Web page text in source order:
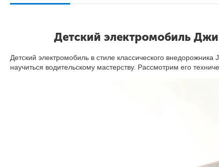
Детский электромобиль
Детский электромобиль в стиле классического
научиться водительскому мастерству. Рассмотрим его